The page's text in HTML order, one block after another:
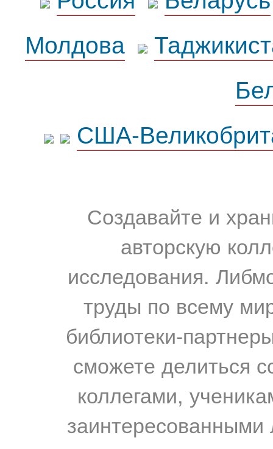
Молдова
США-
Создавайте и
авторскую
исследования.
труды по всему
библиотеки-
сможете делиться
коллегами,